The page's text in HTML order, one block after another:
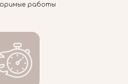
работы